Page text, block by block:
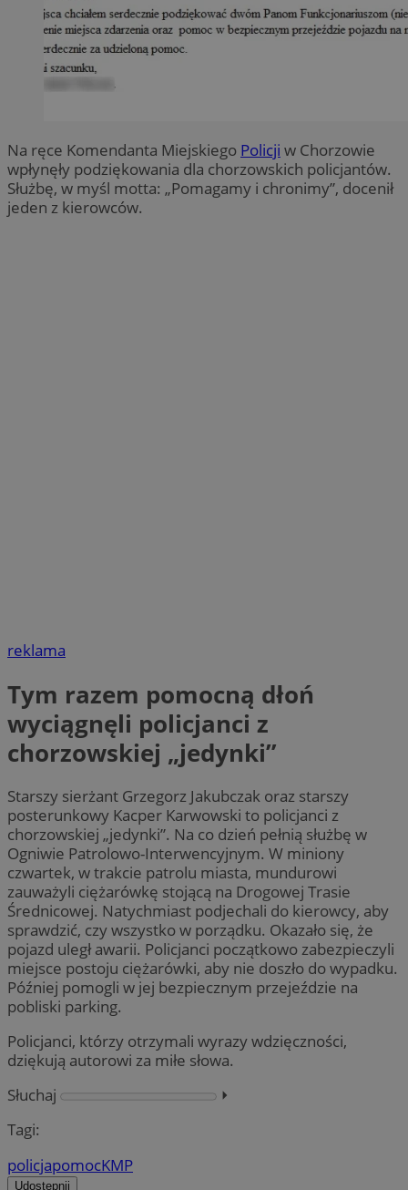
Na ręce Komendanta Miejskiego Policji w Chorzowie
wpłynęły podziękowania dla chorzowskich policjantów.
Służbę, w myśl motta: „Pomagamy i chronimy”, docenił
jeden z kierowców.
reklama
Tym razem pomocną dłoń
wyciągnęli policjanci z
chorzowskiej „jedynki”
Starszy sierżant Grzegorz Jakubczak oraz starszy
posterunkowy Kacper Karwowski to policjanci z
chorzowskiej „jedynki”. Na co dzień pełnią służbę w
Ogniwie Patrolowo-Interwencyjnym. W miniony
czwartek, w trakcie patrolu miasta, mundurowi
zauważyli ciężarówkę stojącą na Drogowej Trasie
Średnicowej. Natychmiast podjechali do kierowcy, aby
sprawdzić, czy wszystko w porządku. Okazało się, że
pojazd uległ awarii. Policjanci początkowo zabezpieczyli
miejsce postoju ciężarówki, aby nie doszło do wypadku.
Później pomogli w jej bezpiecznym przejeździe na
pobliski parking.
Policjanci, którzy otrzymali wyrazy wdzięczności,
dziękują autorowi za miłe słowa.
Słuchaj
⏵︎
Tagi:
policjapomocKMP
Udostępnij